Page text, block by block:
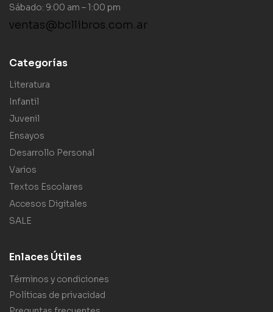
Sábado: 9:00 am – 1:00 pm
ventas@bcllibros.com.ar
Categorías
Literatura
Infantil
Juvenil
Ensayos
Desarrollo Personal
Varios
Textos Escolares
Accesos Digitales
SALE
Enlaces Útiles
Términos y condiciones
Políticas de privacidad